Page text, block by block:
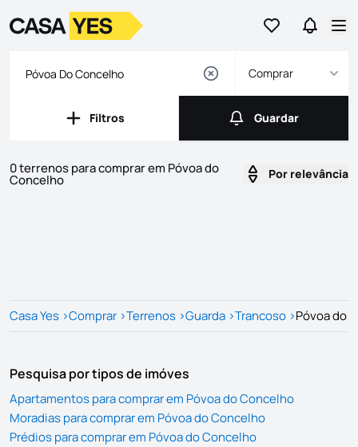
Ir para osIr para
LogoIr para a homepage
Comprar
Filtros
Filtros Guardar
Guardar
0 terrenos para comprar em Póvoa do
Concelho Por relevância
Casa Yes >Comprar >Terrenos >Guarda >Trancoso >Póvoa do
Pesquisa por tipos de imóves
Apartamentos para comprar em Póvoa do Concelho
Moradias para comprar em Póvoa do Concelho
Prédios para comprar em Póvoa do Concelho